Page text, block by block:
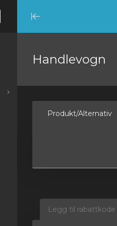
Minimize
Menu
Handlevogn
Produkt/Alternativ
Legg til rabattkode